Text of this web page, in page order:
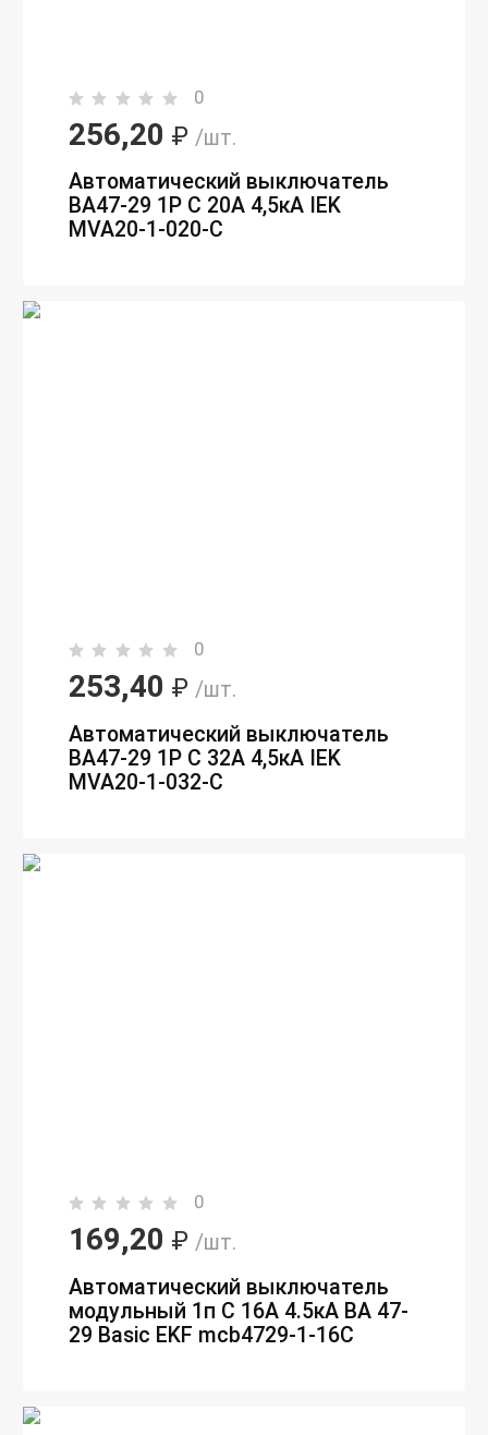
0
256,20 ₽ /шт.
Автоматический выключатель
ВА47-29 1P C 20А 4,5кА IEK
MVA20-1-020-C
0
253,40 ₽ /шт.
Автоматический выключатель
ВА47-29 1P C 32А 4,5кА IEK
MVA20-1-032-C
0
169,20 ₽ /шт.
Автоматический выключатель
модульный 1п C 16А 4.5кА ВА 47-
29 Basic EKF mcb4729-1-16C